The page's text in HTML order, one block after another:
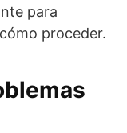
para
proceder.